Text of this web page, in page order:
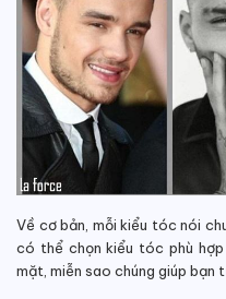
Về cơ bản, mỗi kiểu tóc nói
có thể chọn kiểu tóc phù hợp
mặt, miễn sao chúng giúp bạn